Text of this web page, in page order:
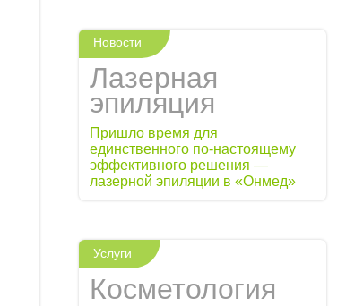
Лазерная
эпиляция
Пришло время для
единственного по-настоящему
эффективного решения —
лазерной эпиляции в «Онмед»
Новости
Косметология
Услуги